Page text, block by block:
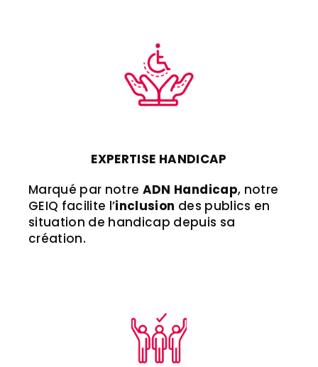
EXPERTISE HANDICAP
Marqué par notre ADN Handicap, notre
GEIQ facilite l’inclusion des publics en
situation de handicap depuis sa
création.